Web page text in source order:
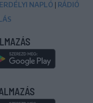
ERDÉLYI NAPLÓ | RÁDIÓ